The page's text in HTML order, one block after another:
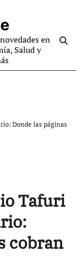
en
Salud y
Donde las páginas
Tafuri
cobran